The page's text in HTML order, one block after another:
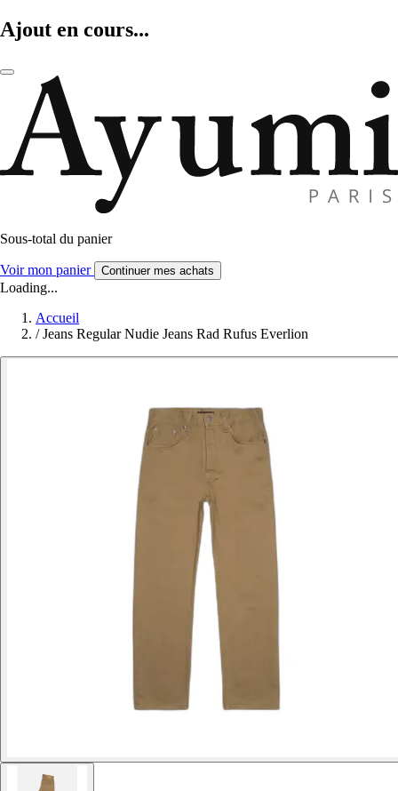
Ajout en cours...
Sous-total du panier
Voir mon panier Continuer mes achats
Loading...
Accueil
/ Jeans Regular Nudie Jeans Rad Rufus Everlion